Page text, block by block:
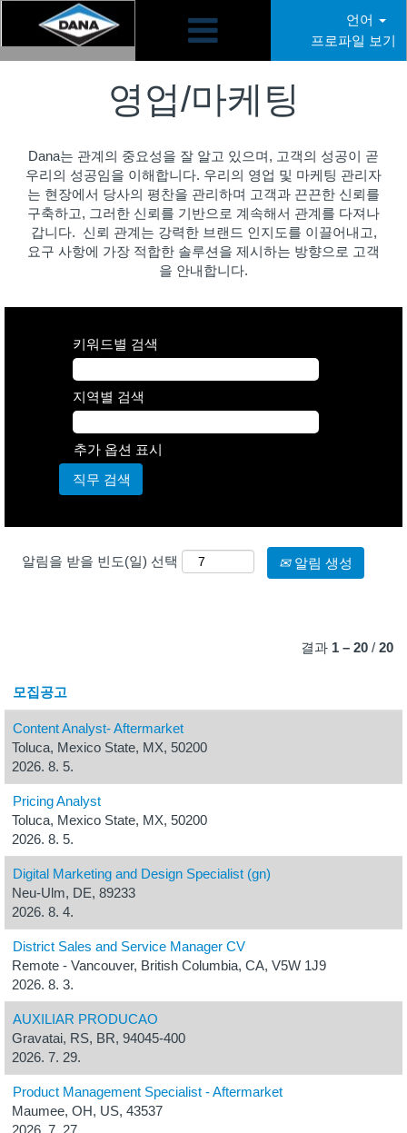
언어
프로파일 보기
영업/마케팅
Dana는 관계의 중요성을 잘 알고 있으며, 고객의 성공이 곧
우리의 성공임을 이해합니다. 우리의 영업 및 마케팅 관리자
는 현장에서 당사의 평찬을 관리하며 고객과 끈끈한 신뢰를
구축하고, 그러한 신뢰를 기반으로 계속해서 관계를 다져나
갑니다. 신뢰 관계는 강력한 브랜드 인지도를 이끌어내고,
요구 사항에 가장 적합한 솔루션을 제시하는 방향으로 고객
을 안내합니다.
키워드별 검색
지역별 검색
추가 옵션 표시
알림을 받을 빈도(일) 선택 알림 생성
결과 1 – 20 / 20
모집공고
Content Analyst- Aftermarket
Toluca, Mexico State, MX, 50200
2026. 8. 5.
Pricing Analyst
Toluca, Mexico State, MX, 50200
2026. 8. 5.
Digital Marketing and Design Specialist (gn)
Neu-Ulm, DE, 89233
2026. 8. 4.
District Sales and Service Manager CV
Remote - Vancouver, British Columbia, CA, V5W 1J9
2026. 8. 3.
AUXILIAR PRODUCAO
Gravatai, RS, BR, 94045-400
2026. 7. 29.
Product Management Specialist - Aftermarket
Maumee, OH, US, 43537
2026. 7. 27.